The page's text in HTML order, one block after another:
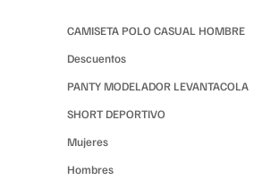
CAMISETA POLO CASUAL HOMBRE
Descuentos
PANTY MODELADOR LEVANTACOLA
SHORT DEPORTIVO
Mujeres
Hombres